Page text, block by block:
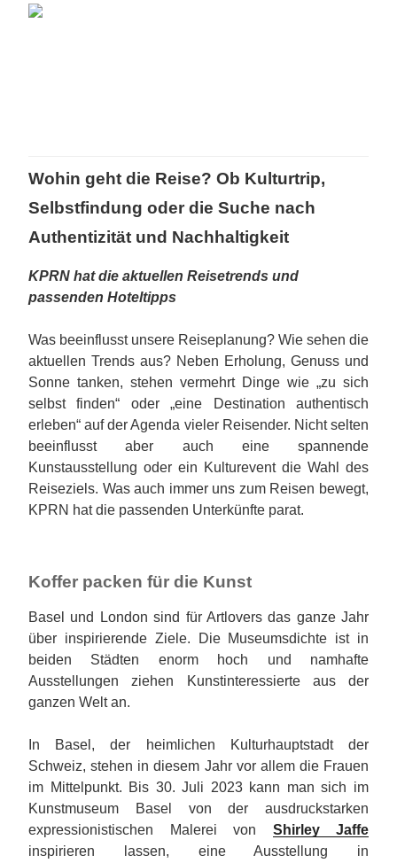
Wohin geht die Reise? Ob Kulturtrip,
Selbstfindung oder die Suche nach
Authentizität und Nachhaltigkeit
KPRN hat die aktuellen Reisetrends und
passenden Hoteltipps
Was beeinflusst unsere Reiseplanung? Wie sehen die
aktuellen Trends aus? Neben Erholung, Genuss und
Sonne tanken, stehen vermehrt Dinge wie „zu sich
selbst finden“ oder „eine Destination authentisch
erleben“ auf der Agenda vieler Reisender. Nicht selten
beeinflusst aber auch eine spannende
Kunstausstellung oder ein Kulturevent die Wahl des
Reiseziels. Was auch immer uns zum Reisen bewegt,
KPRN hat die passenden Unterkünfte parat.
Koffer packen für die Kunst
Basel und London sind für Artlovers das ganze Jahr
über inspirierende Ziele. Die Museumsdichte ist in
beiden Städten enorm hoch und namhafte
Ausstellungen ziehen Kunstinteressierte aus der
ganzen Welt an.
In Basel, der heimlichen Kulturhauptstadt der
Schweiz, stehen in diesem Jahr vor allem die Frauen
im Mittelpunkt. Bis 30. Juli 2023 kann man sich im
Kunstmuseum Basel von der ausdruckstarken
expressionistischen Malerei von Shirley Jaffe
inspirieren lassen, eine Ausstellung in